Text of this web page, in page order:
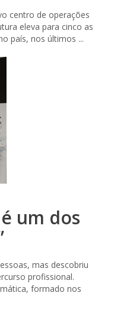
centro de operações
eleva para cinco as
país, nos últimos ...
um dos
mas descobriu
profissional.
formado nos